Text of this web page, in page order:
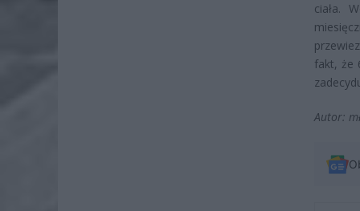
ciała.
fakt, że
Autor: